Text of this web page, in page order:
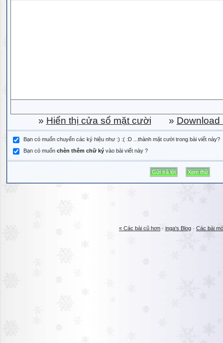
» Hiển thị cửa sổ mặt cười » Download
Bạn có muốn chuyển các ký hiệu như :) :( :D ...thành mặt cười trong bài viết này?
Bạn có muốn chèn thêm chữ ký vào bài viết này ?
« Các bài cũ hơn · inga's Blog · Các bài